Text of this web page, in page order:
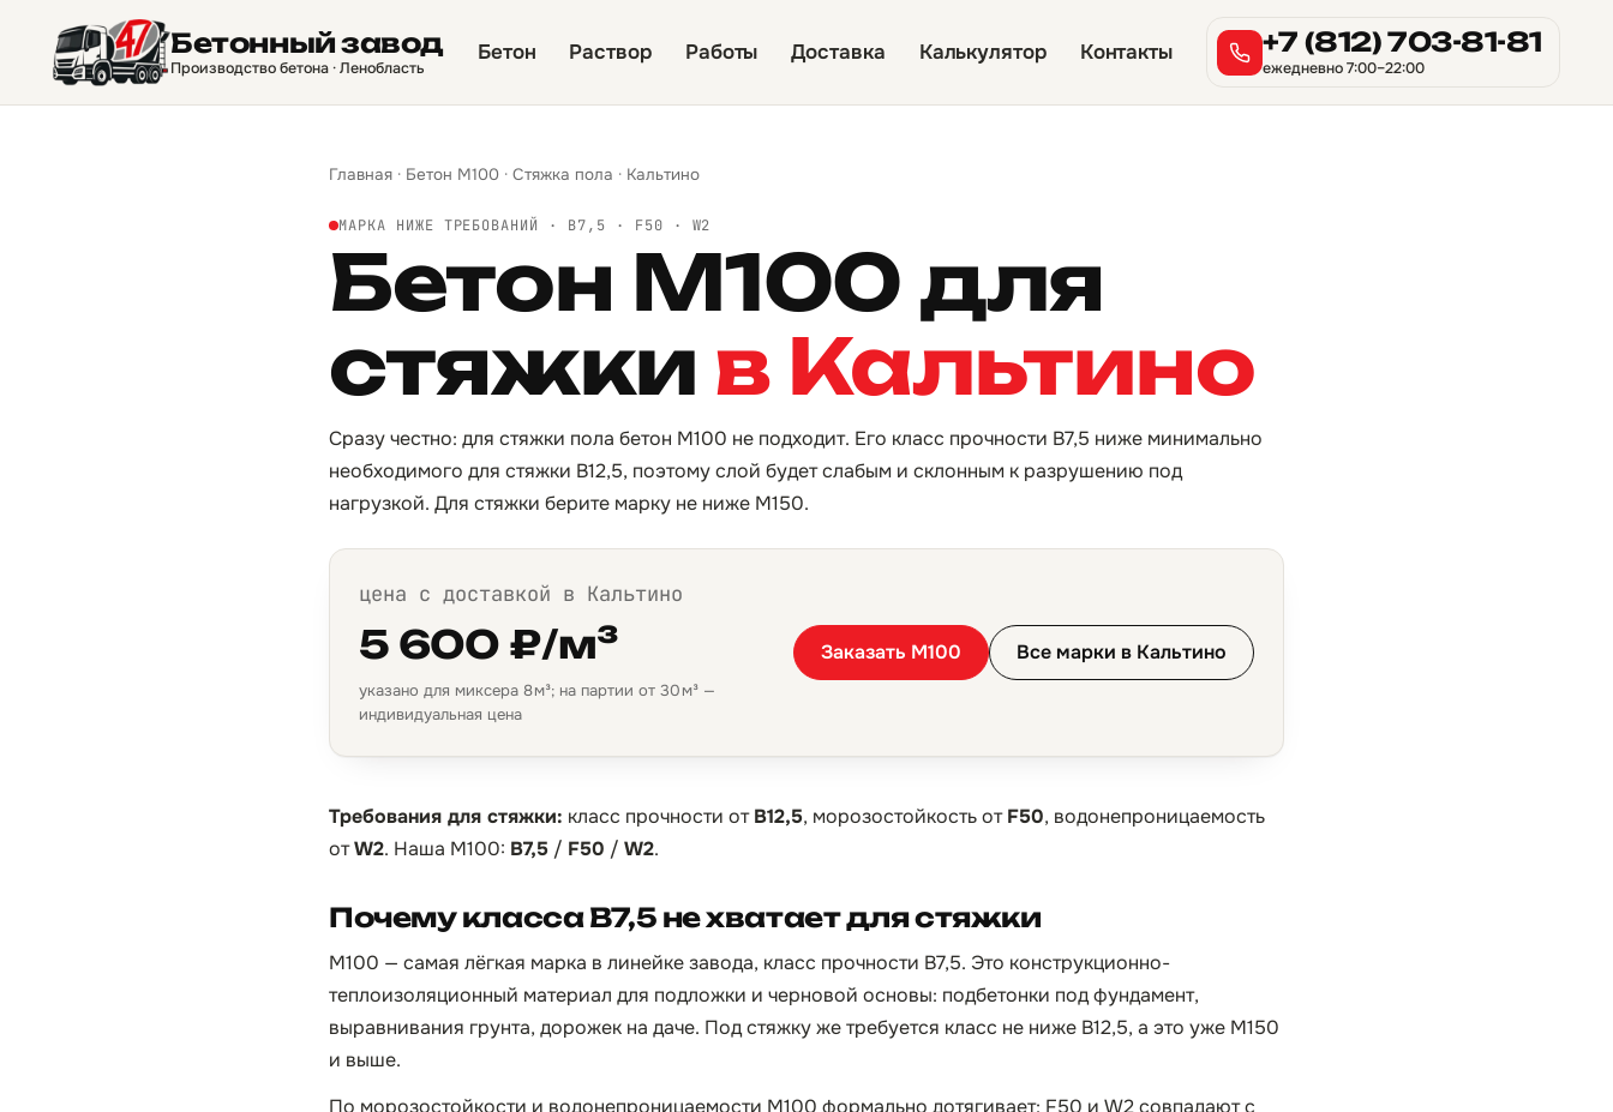
Бетонный завод
Производство бетона · Ленобласть
Бетон Раствор Работы Доставка Калькулятор Контакты +7 (812) 703-81-81
ежедневно 7:00–22:00
Главная · Бетон М100 · Стяжка пола · Кальтино
МАРКА НИЖЕ ТРЕБОВАНИЙ · B7,5 · F50 · W2
Бетон М100 для
стяжки в Кальтино
Сразу честно: для стяжки пола бетон М100 не подходит. Его класс прочности B7,5 ниже минимально
необходимого для стяжки B12,5, поэтому слой будет слабым и склонным к разрушению под
нагрузкой. Для стяжки берите марку не ниже М150.
цена с доставкой в Кальтино
5 600 ₽/м³
указано для миксера 8 м³; на партии от 30 м³ —
индивидуальная цена
Заказать М100 Все марки в Кальтино
Требования для стяжки: класс прочности отB12,5, морозостойкость отF50, водонепроницаемость
отW2. Наша М100: B7,5 / F50 / W2.
Почему класса B7,5 не хватает для стяжки
М100 — самая лёгкая марка в линейке завода, класс прочности B7,5. Это конструкционно-
теплоизоляционный материал для подложки и черновой основы: подбетонки под фундамент,
выравнивания грунта, дорожек на даче. Под стяжку же требуется класс не ниже B12,5, а это уже М150
и выше.
По морозостойкости и водонепроницаемости М100 формально дотягивает: F50 и W2 совпадают с